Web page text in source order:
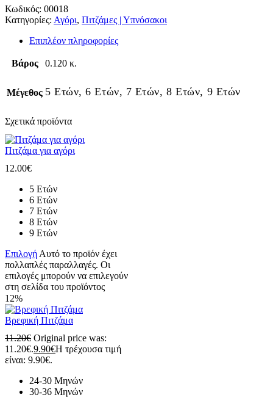
Κωδικός: 00018
Κατηγορίες: Αγόρι, Πιτζάμες | Υπνόσακοι
Επιπλέον πληροφορίες
Βάρος 0.120 κ.
Μέγεθος 5 Ετών, 6 Ετών, 7 Ετών, 8 Ετών, 9 Ετών
Σχετικά προϊόντα
Πιτζάμα για αγόρι
12.00€
5 Ετών
6 Ετών
7 Ετών
8 Ετών
9 Ετών
Επιλογή Αυτό το προϊόν έχει
πολλαπλές παραλλαγές. Οι
επιλογές μπορούν να επιλεγούν
στη σελίδα του προϊόντος
12%
Βρεφική Πιτζάμα
11.20€ Original price was:
11.20€.9.90€Η τρέχουσα τιμή
είναι: 9.90€.
24-30 Μηνών
30-36 Μηνών